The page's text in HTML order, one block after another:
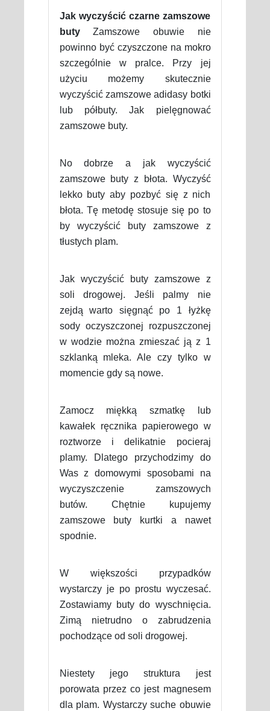
Jak wyczyścić czarne zamszowe
butyZamszowe obuwie nie
powinno być czyszczone na mokro
szczególnie w pralce. Przy jej
użyciu możemy skutecznie
wyczyścić zamszowe adidasy botki
lub półbuty. Jak pielęgnować
zamszowe buty.
No dobrze a jak wyczyścić
zamszowe buty z błota. Wyczyść
lekko buty aby pozbyć się z nich
błota. Tę metodę stosuje się po to
by wyczyścić buty zamszowe z
tłustych plam.
Jak wyczyścić buty zamszowe z
soli drogowej. Jeśli palmy nie
zejdą warto sięgnąć po 1 łyżkę
sody oczyszczonej rozpuszczonej
w wodzie można zmieszać ją z 1
szklanką mleka. Ale czy tylko w
momencie gdy są nowe.
Zamocz miękką szmatkę lub
kawałek ręcznika papierowego w
roztworze i delikatnie pocieraj
plamy. Dlatego przychodzimy do
Was z domowymi sposobami na
wyczyszczenie zamszowych
butów. Chętnie kupujemy
zamszowe buty kurtki a nawet
spodnie.
W większości przypadków
wystarczy je po prostu wyczesać.
Zostawiamy buty do wyschnięcia.
Zimą nietrudno o zabrudzenia
pochodzące od soli drogowej.
Niestety jego struktura jest
porowata przez co jest magnesem
dla plam. Wystarczy suche obuwie